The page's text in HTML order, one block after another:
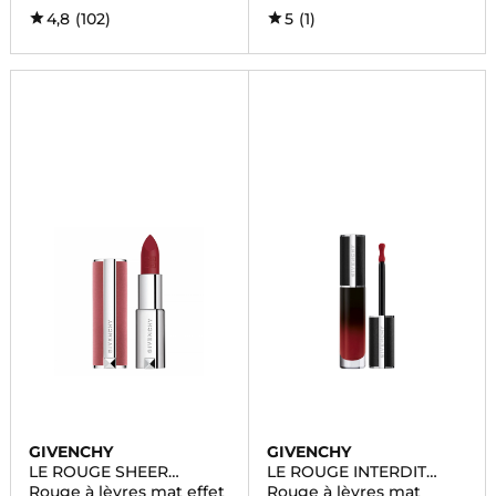
4,8 (102) 5 (1)
GIVENCHY
LE ROUGE SHEER
VELVET
Rouge à lèvres mat effet
GIVENCHY
LE ROUGE INTERDIT
CREAM VELVET
Rouge à lèvres mat